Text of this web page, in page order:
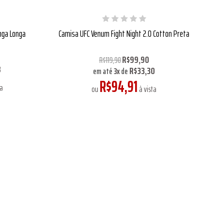
Longa Camisa UFC Venum Fight Night 2.0 Cotton Preta
R$119,90R$99,90
em até3xdeR$33,30
ouR$94,91à vista